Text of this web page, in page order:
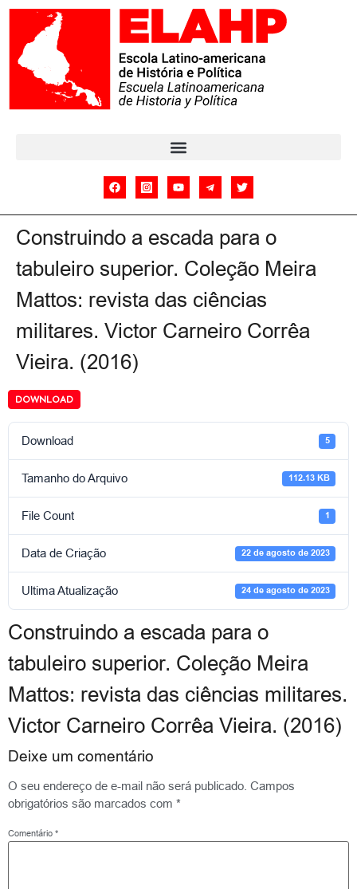
Construindo a escada para o
tabuleiro superior. Coleção Meira
Mattos: revista das ciências
militares. Victor Carneiro Corrêa
Vieira. (2016)
DOWNLOAD
Download 5
Tamanho do Arquivo 112.13 KB
File Count 1
Data de Criação 22 de agosto de 2023
Ultima Atualização 24 de agosto de 2023
Construindo a escada para o
tabuleiro superior. Coleção Meira
Mattos: revista das ciências militares.
Victor Carneiro Corrêa Vieira. (2016)
Deixe um comentário
O seu endereço de e-mail não será publicado. Campos
obrigatórios são marcados com *
Comentário *